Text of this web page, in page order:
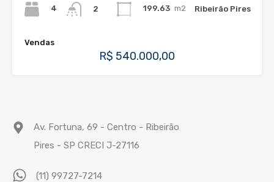
4
2
199.63 m2
Ribeirão Pires
Vendas
R$ 540.000,00
Av. Fortuna, 69 - Centro - Ribeirão
Pires - SP CRECI J-27116
(11) 99727-7214